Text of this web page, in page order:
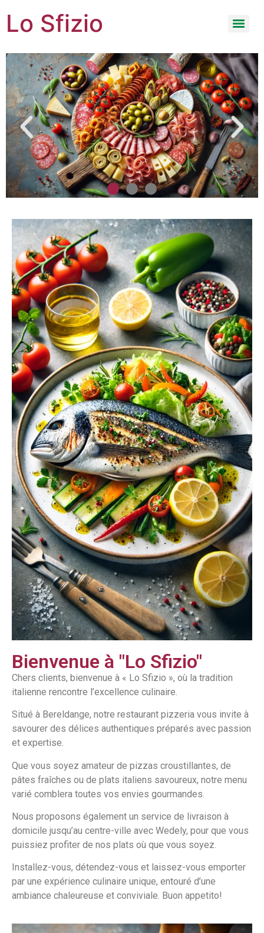
Lo Sfizio
Bienvenue à "Lo Sfizio"
Chers clients, bienvenue à « Lo Sfizio », où la tradition
italienne rencontre l’excellence culinaire.
Situé à Bereldange, notre restaurant pizzeria vous invite à
savourer des délices authentiques préparés avec passion
et expertise.
Que vous soyez amateur de pizzas croustillantes, de
pâtes fraîches ou de plats italiens savoureux, notre menu
varié comblera toutes vos envies gourmandes.
Nous proposons également un service de livraison à
domicile jusqu’au centre-ville avec Wedely, pour que vous
puissiez profiter de nos plats où que vous soyez.
Installez-vous, détendez-vous et laissez-vous emporter
par une expérience culinaire unique, entouré d’une
ambiance chaleureuse et conviviale. Buon appetito!